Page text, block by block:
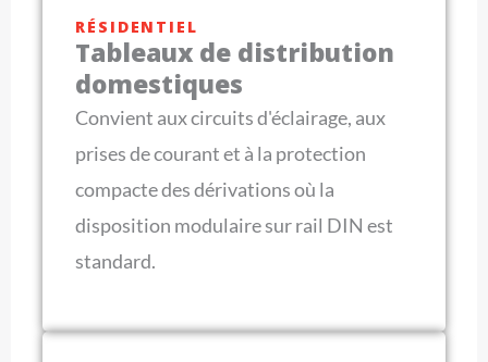
RÉSIDENTIEL
Tableaux de distribution
domestiques
Convient aux circuits d'éclairage, aux
prises de courant et à la protection
compacte des dérivations où la
disposition modulaire sur rail DIN est
standard.